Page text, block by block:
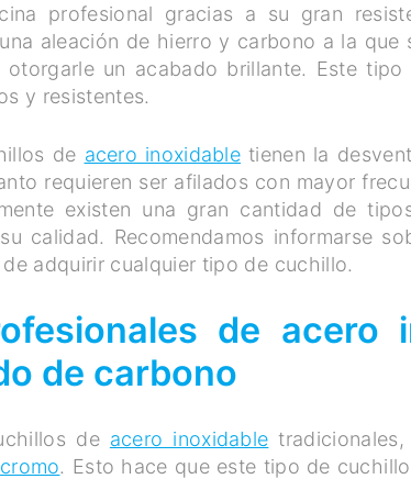
profesional gracias a su gran
aleación de hierro y carbono a la que
otorgarle un acabado brillante. Este
y resistentes.
de acero inoxidable tienen la
requieren ser afilados con mayor
existen una gran cantidad de
calidad. Recomendamos informarse
adquirir cualquier tipo de cuchillo.
de acero
de carbono
de acero inoxidable
cromo. Esto hace que este tipo de